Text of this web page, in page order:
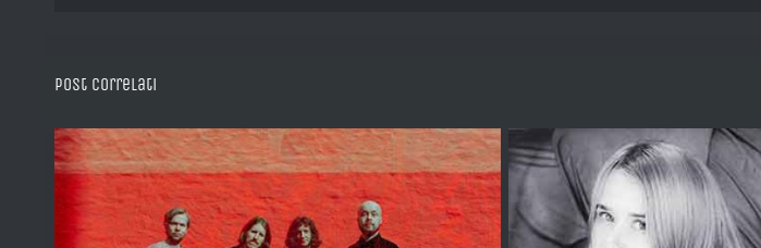
Post correlati